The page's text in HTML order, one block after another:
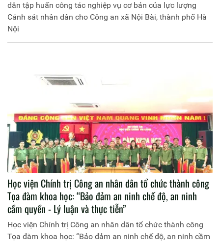
dân tập huấn công tác nghiệp vụ cơ bản của lực lượng
Cảnh sát nhân dân cho Công an xã Nội Bài, thành phố Hà
Nội
Học viện Chính trị Công an nhân dân tổ chức thành công
Tọa đàm khoa học: “Bảo đảm an ninh chế độ, an ninh
cầm quyền - Lý luận và thực tiễn”
Học viện Chính trị Công an nhân dân tổ chức thành công
Tọa đàm khoa học: “Bảo đảm an ninh chế độ, an ninh cầm